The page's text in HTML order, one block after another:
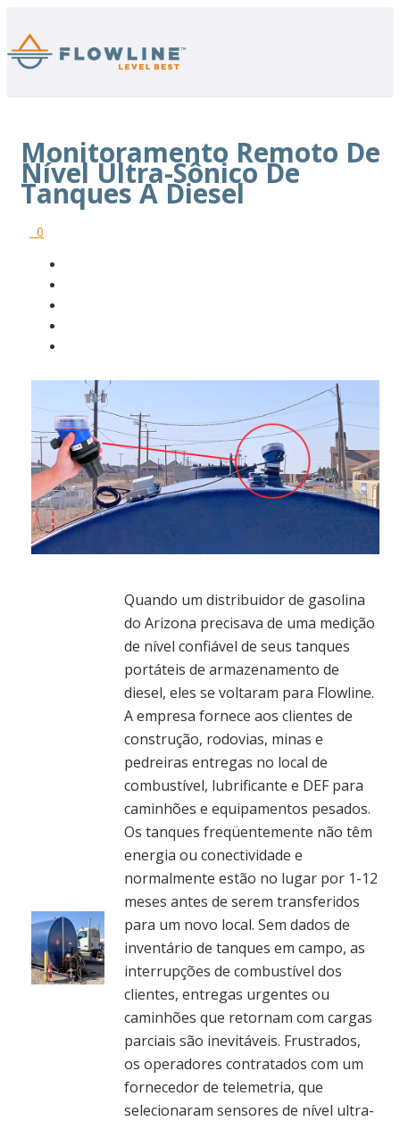
Monitoramento Remoto De
Nível Ultra-Sônico De
Tanques A Diesel
0
Quando um distribuidor de gasolina
do Arizona precisava de uma medição
de nível confiável de seus tanques
portáteis de armazenamento de
diesel, eles se voltaram para Flowline.
A empresa fornece aos clientes de
construção, rodovias, minas e
pedreiras entregas no local de
combustível, lubrificante e DEF para
caminhões e equipamentos pesados.
Os tanques freqüentemente não têm
energia ou conectividade e
normalmente estão no lugar por 1-12
meses antes de serem transferidos
para um novo local. Sem dados de
inventário de tanques em campo, as
interrupções de combustível dos
clientes, entregas urgentes ou
caminhões que retornam com cargas
parciais são inevitáveis. Frustrados,
os operadores contratados com um
fornecedor de telemetria, que
selecionaram sensores de nível ultra-